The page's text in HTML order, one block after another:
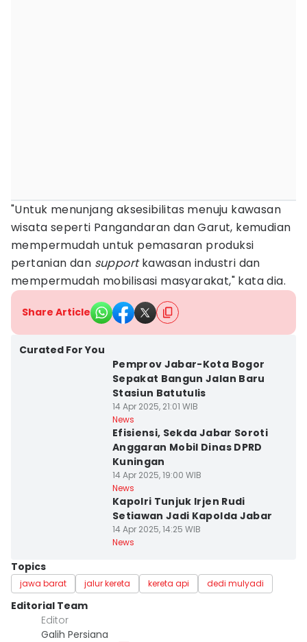
"Untuk menunjang aksesibilitas menuju kawasan
wisata seperti Pangandaran dan Garut, kemudian
mempermudah untuk pemasaran produksi
pertanian dan supportkawasan industri dan
mempermudah mobilisasi masyarakat," kata dia.
Share Article
Curated For You
Pemprov Jabar-Kota Bogor
Sepakat Bangun Jalan Baru
Stasiun Batutulis
14 Apr 2025, 21:01 WIB
News
Efisiensi, Sekda Jabar Soroti
Anggaran Mobil Dinas DPRD
Kuningan
14 Apr 2025, 19:00 WIB
News
Kapolri Tunjuk Irjen Rudi
Setiawan Jadi Kapolda Jabar
14 Apr 2025, 14:25 WIB
News
Topics
jawa barat jalur kereta kereta api dedi mulyadi
Editorial Team
Editor
Galih Persiana